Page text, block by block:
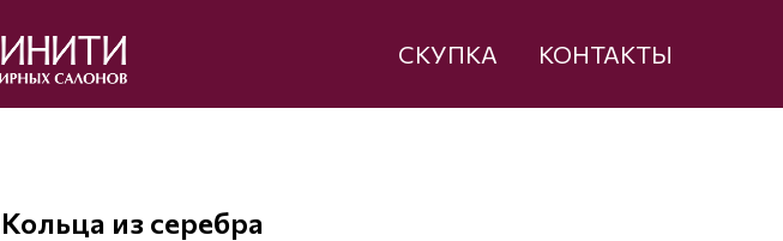
СКУПКА КОНТАКТЫ
Кольца из серебра